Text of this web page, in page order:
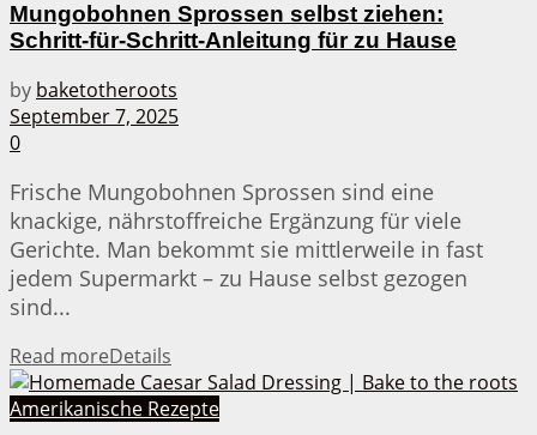
Mungobohnen Sprossen selbst ziehen:
Schritt-für-Schritt-Anleitung für zu Hause
by baketotheroots
September 7, 2025
0
Frische Mungobohnen Sprossen sind eine
knackige, nährstoffreiche Ergänzung für viele
Gerichte. Man bekommt sie mittlerweile in fast
jedem Supermarkt – zu Hause selbst gezogen
sind...
Read moreDetails
Amerikanische Rezepte